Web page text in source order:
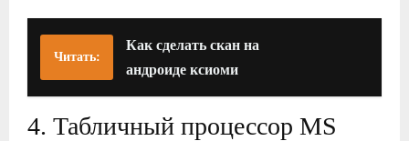
Читать:
Как сделать скан на
андроиде ксиоми
4. Табличный процессор MS